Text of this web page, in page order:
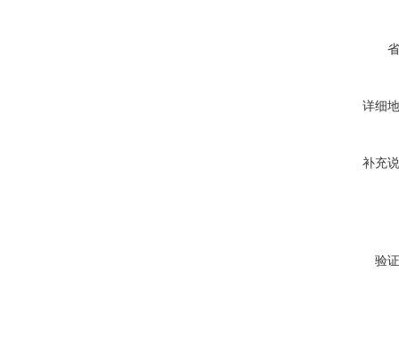
详细
补充
验